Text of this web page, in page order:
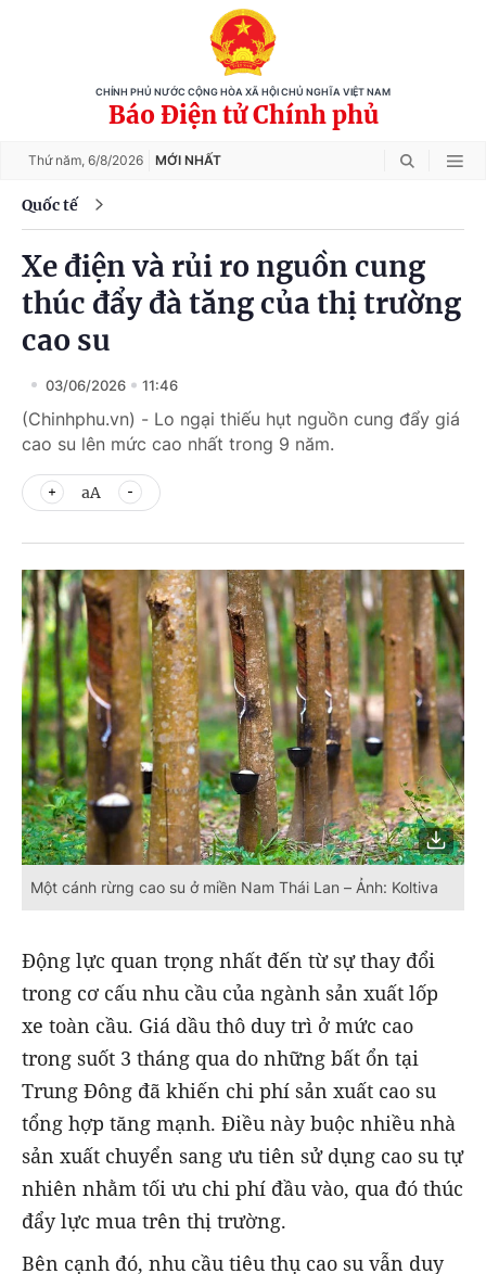
CHÍNH PHỦ NƯỚC CỘNG HÒA XÃ HỘI CHỦ NGHĨA VIỆT NAM
Báo Điện tử Chính phủ
Thứ năm, 6/8/2026 MỚI NHẤT
Quốc tế
Xe điện và rủi ro nguồn cung
thúc đẩy đà tăng của thị trường
cao su
03/06/2026 11:46
(Chinhphu.vn) - Lo ngại thiếu hụt nguồn cung đẩy giá
cao su lên mức cao nhất trong 9 năm.
aA
Một cánh rừng cao su ở miền Nam Thái Lan – Ảnh: Koltiva
Động lực quan trọng nhất đến từ sự thay đổi
trong cơ cấu nhu cầu của ngành sản xuất lốp
xe toàn cầu. Giá dầu thô duy trì ở mức cao
trong suốt 3 tháng qua do những bất ổn tại
Trung Đông đã khiến chi phí sản xuất cao su
tổng hợp tăng mạnh. Điều này buộc nhiều nhà
sản xuất chuyển sang ưu tiên sử dụng cao su tự
nhiên nhằm tối ưu chi phí đầu vào, qua đó thúc
đẩy lực mua trên thị trường.
Bên cạnh đó, nhu cầu tiêu thụ cao su vẫn duy